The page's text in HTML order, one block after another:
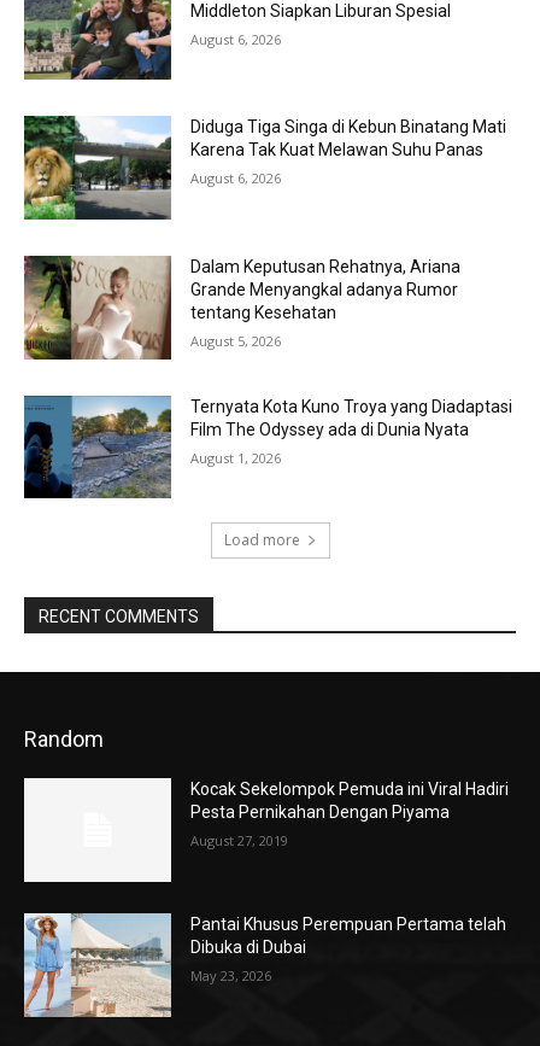
Middleton Siapkan Liburan Spesial
August 6, 2026
Diduga Tiga Singa di Kebun Binatang Mati
Karena Tak Kuat Melawan Suhu Panas
August 6, 2026
Dalam Keputusan Rehatnya, Ariana
Grande Menyangkal adanya Rumor
tentang Kesehatan
August 5, 2026
Ternyata Kota Kuno Troya yang Diadaptasi
Film The Odyssey ada di Dunia Nyata
August 1, 2026
Load more
RECENT COMMENTS
Random
Kocak Sekelompok Pemuda ini Viral Hadiri
Pesta Pernikahan Dengan Piyama
August 27, 2019
Pantai Khusus Perempuan Pertama telah
Dibuka di Dubai
May 23, 2026